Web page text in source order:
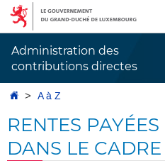
Aller
navigation
Aller
au
Administration des
contributions directes
AccueilA à Z
RENTES
DANS LE